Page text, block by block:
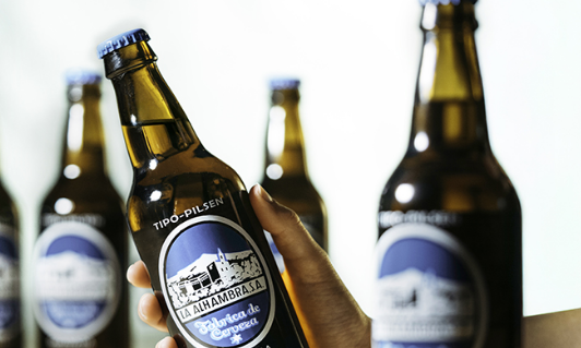
POLA GORXA
Churrasco en verán
15 Xullo, 2026 Pincha